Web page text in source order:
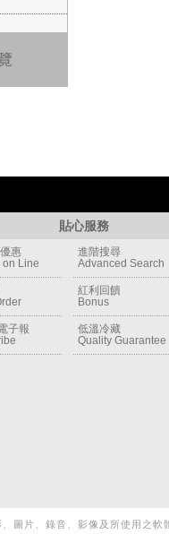
貼心服務
惠
on Line
進階搜尋
Advanced Search
紅利回饋
Bonus
子報
低溫冷藏
Quality Guarantee
圖片、錄音、影像及所使用之